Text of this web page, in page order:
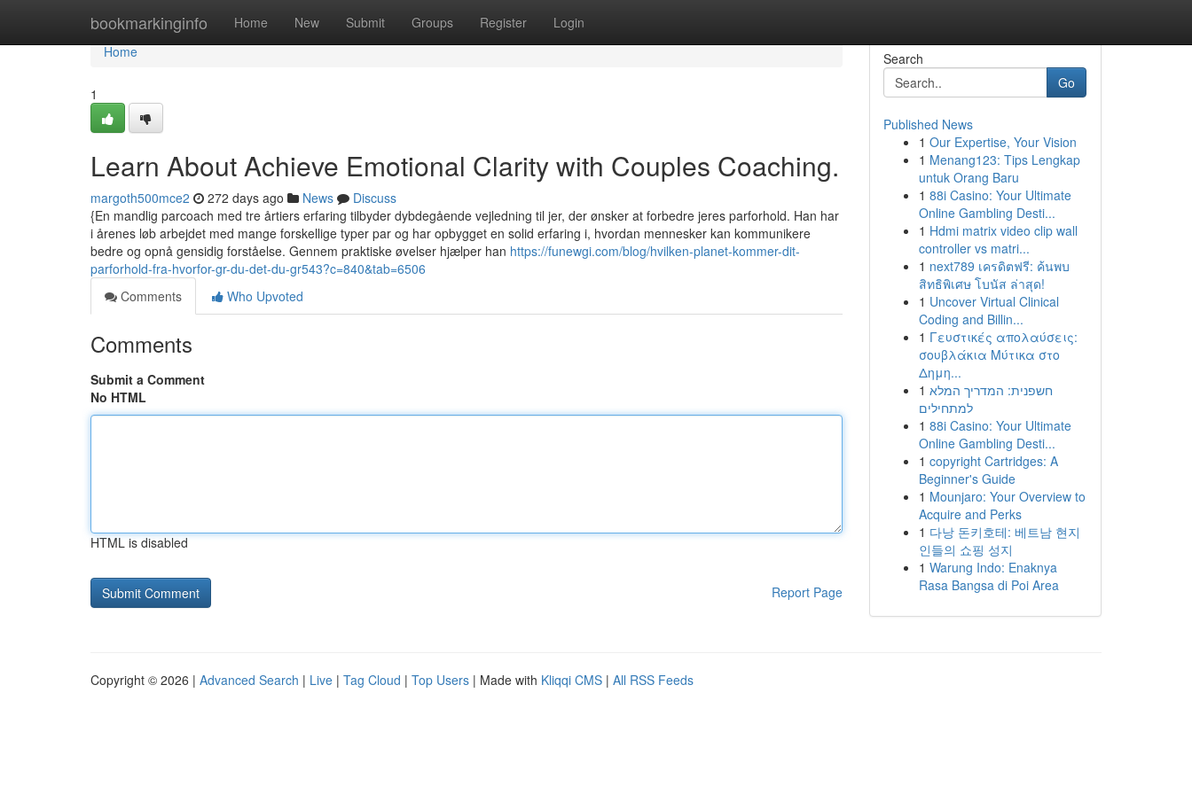
bookmarkinginfo Home New Submit Groups Register Login
Home
Home
1
Learn About Achieve Emotional Clarity with Couples Coaching.
margoth500mce2 272 days ago News
Discuss
{En mandlig parcoach med tre årtiers erfaring tilbyder dybdegående vejledning til jer, der ønsker at forbedre jeres parforhold. Han har
i årenes løb arbejdet med mange forskellige typer par og har opbygget en solid erfaring i, hvordan mennesker kan kommunikere
bedre og opnå gensidig forståelse. Gennem praktiske øvelser hjælper han https://funewgi.com/blog/hvilken-planet-kommer-dit-
parforhold-fra-hvorfor-gr-du-det-du-gr543?c=840&tab=6506
Comments
Who Upvoted
Comments
Submit a Comment
No HTML
HTML is disabled
Report Page
Search
Go
Published News
1 Our Expertise, Your Vision
1 Menang123: Tips Lengkap
untuk Orang Baru
1 88i Casino: Your Ultimate
Online Gambling Desti...
1 Hdmi matrix video clip wall
controller vs matri...
1 next789 เครดิตฟรี: ค้นพบ
สิทธิพิเศษ โบนัส ล่าสุด!
1 Uncover Virtual Clinical
Coding and Billin...
1 Γευστικές απολαύσεις:
σουβλάκια Μύτικα στο
Δημη...
1 חשפנית: המדריך המלא
למתחילים
1 88i Casino: Your Ultimate
Online Gambling Desti...
1 copyright Cartridges: A
Beginner's Guide
1 Mounjaro: Your Overview to
Acquire and Perks
1 다낭 돈키호테: 베트남 현지
인들의 쇼핑 성지
1 Warung Indo: Enaknya
Rasa Bangsa di Poi Area
Copyright © 2026 | Advanced Search | Live | Tag Cloud | Top Users | Made with Kliqqi CMS | All RSS Feeds